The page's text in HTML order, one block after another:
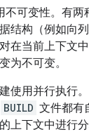
不可变性。有两
结构（例如向
在当前上下文
为不可变。
使用并行执行
BUILD 文件都有
上下文中进行分